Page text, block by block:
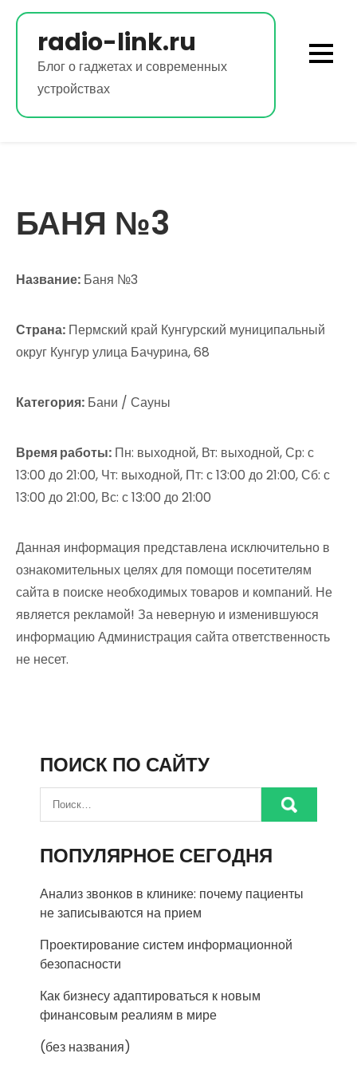
Перейти
содержимомуradio-link.ru
Блог о гаджетах и современных
устройствах
БАНЯ №3
Название: Баня №3
Страна: Пермский край Кунгурский муниципальный
округ Кунгур улица Бачурина, 68
Категория: Бани / Сауны
Время работы: Пн: выходной, Вт: выходной, Ср: с
13:00 до 21:00, Чт: выходной, Пт: с 13:00 до 21:00, Сб: с
13:00 до 21:00, Вс: с 13:00 до 21:00
Данная информация представлена исключительно в
ознакомительных целях для помощи посетителям
сайта в поиске необходимых товаров и компаний. Не
является рекламой! За неверную и изменившуюся
информацию Администрация сайта ответственность
не несет.
ПОИСК ПО САЙТУ
ПОПУЛЯРНОЕ СЕГОДНЯ
Анализ звонков в клинике: почему пациенты
не записываются на прием
Проектирование систем информационной
безопасности
Как бизнесу адаптироваться к новым
финансовым реалиям в мире
(без названия)